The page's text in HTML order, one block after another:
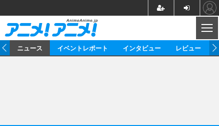
ニュース イベントレポート インタビュー レビュー